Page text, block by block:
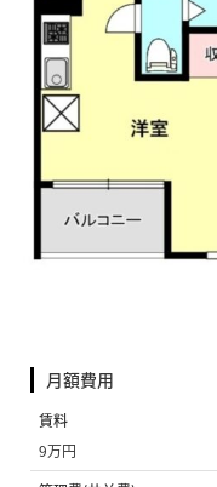
月額費用
賃料
9万円